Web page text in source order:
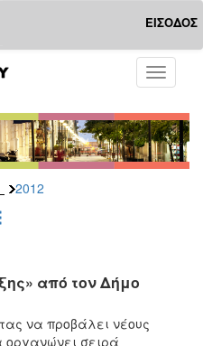
ΕΙΣΟΔΟΣ
Toggle
2012
από τον Δήμο
να προβάλει νέους
οργανώνει σειρά